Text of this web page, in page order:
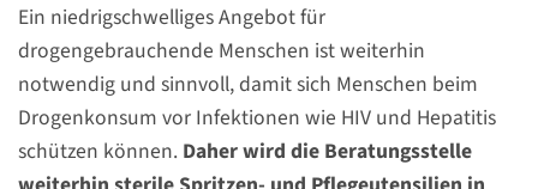
Ein niedrigschwelliges Angebot für
drogengebrauchende Menschen ist weiterhin
notwendig und sinnvoll, damit sich Menschen beim
Drogenkonsum vor Infektionen wie HIV und Hepatitis
schützen können. Daher wird die Beratungsstelle